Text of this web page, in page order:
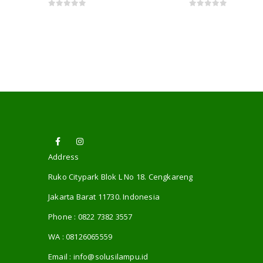
Address
Ruko Citypark Blok L No 18. Cengkareng
Jakarta Barat 11730. Indonesia
Phone : 0822 7382 3557
WA :08126065559
Email : info@solusilampu.id